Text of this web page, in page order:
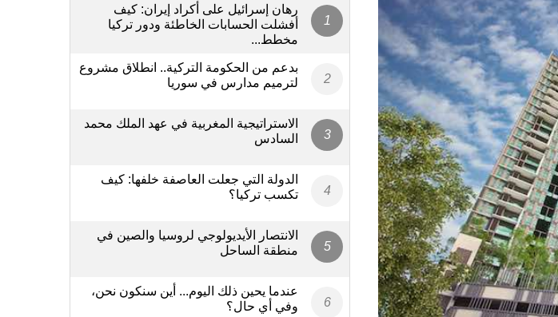
رهان إسرائيل على أكراد إيران: كيف
أفشلت الحسابات الخاطئة ودور تركيا
مخطط...
بدعم من الحكومة التركية.. انطلاق مشروع
لترميم مدارس في سوريا
الاستراتيجية المغربية في عهد الملك محمد
السادس
الدولة التي جعلت العاصفة خلفها: كيف
تكسب تركيا؟
الانتصار الأيديولوجي لروسيا والصين في
منطقة الساحل
عندما يحين ذلك اليوم... أين سنكون نحن،
وفي أي حال؟